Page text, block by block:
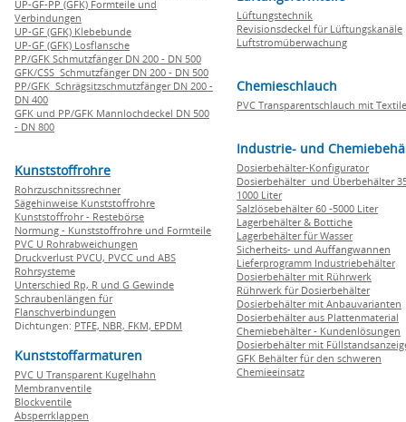
UP-GF-PP (GFK) Formteile und
Verbindungen
UP-GF (GFK) Klebebunde
UP-GF (GFK) Losflansche
PP/GFK Schmutzfänger DN 200 - DN 500
GFK/CSS Schmutzfänger DN 200 - DN 500
PP/GFK Schrägsitzschmutzfänger DN 200 -
DN 400
GFK und PP/GFK Mannlochdeckel DN 500
- DN 800
Kunststoffrohre
Rohrzuschnitssrechner
Sägehinweise Kunststoffrohre
Kunststoffrohr - Restebörse
Normung - Kunststoffrohre und Formteile
PVC U Rohrabweichungen
Druckverlust PVCU, PVCC und ABS
Rohrsysteme
Unterschied Rp, R und G Gewinde
Schraubenlängen für
Flanschverbindungen
Dichtungen: PTFE, NBR, FKM, EPDM
Kunststoffarmaturen
PVC U Transparent Kugelhahn
Membranventile
Blockventile
Absperrklappen
Lüftungstechnik
Revisionsdeckel für Lüftungskanäle
Luftstromüberwachung
Chemieschlauch
PVC Transparentschlauch mit
Industrie- und
Dosierbehälter-Konfigurator
Dosierbehälter und Überbehälter
1000 Liter
Salzlösebehälter 60 -5000 Liter
Lagerbehälter & Bottiche
Lagerbehälter für Wasser
Sicherheits- und Auffangwannen
Lieferprogramm Industriebehälter
Dosierbehälter mit Rührwerk
Rührwerk für Dosierbehälter
Dosierbehälter mit Anbauvarianten
Dosierbehälter aus Plattenmaterial
Chemiebehälter - Kundenlösungen
Dosierbehälter mit
GFK Behälter für den schweren
Chemieeinsatz